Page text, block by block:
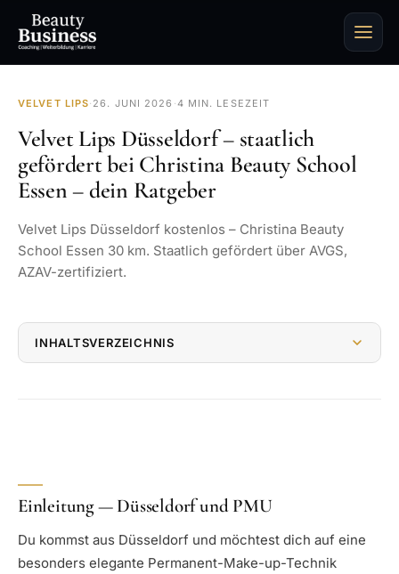
VELVET LIPS· 26. JUNI 2026 ·4 MIN. LESEZEIT
Velvet Lips Düsseldorf – staatlich
gefördert bei Christina Beauty School
Essen – dein Ratgeber
Velvet Lips Düsseldorf kostenlos – Christina Beauty
School Essen 30 km. Staatlich gefördert über AVGS,
AZAV-zertifiziert.
INHALTSVERZEICHNIS
Einleitung — Düsseldorf und PMU
Du kommst aus Düsseldorf und möchtest dich auf eine
besonders elegante Permanent-Make-up-Technik